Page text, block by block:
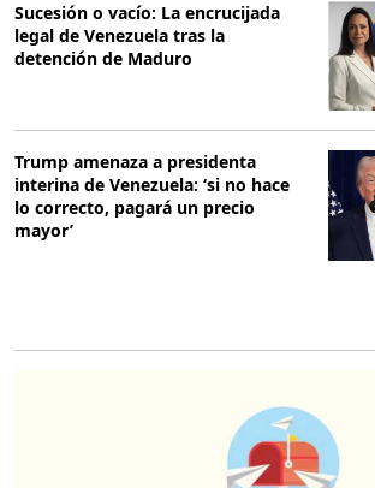
Sucesión o vacío: La encrucijada
legal de Venezuela tras la
detención de Maduro
Trump amenaza a presidenta
interina de Venezuela: ‘si no hace
lo correcto, pagará un precio
mayor’